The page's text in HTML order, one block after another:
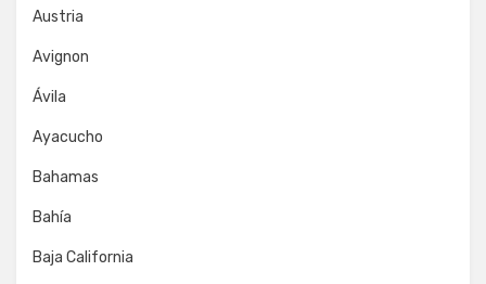
Austria
Avignon
Ávila
Ayacucho
Bahamas
Bahía
Baja California